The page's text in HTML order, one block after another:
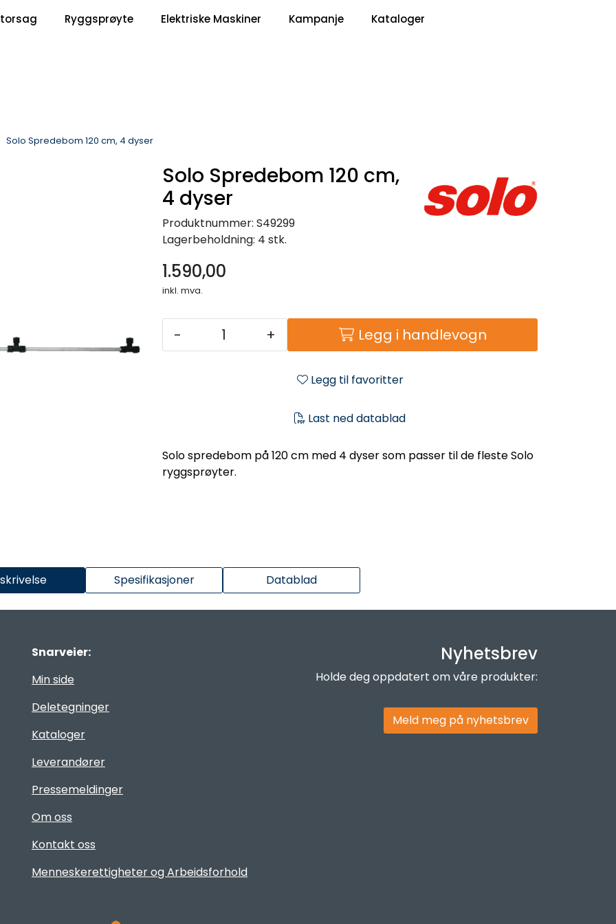
Om Oss Kontakt oss Pris Infosenter
Ryggsprøyte Elektriske Maskiner Kampanje Kataloger
Solo Spredebom 120 cm, 4 dyser
Solo Spredebom 120 cm,
4 dyser
Produktnummer: S49299
Lagerbeholdning: 4 stk.
1.590,00
inkl. mva.
- + Legg i handlevogn
Legg til favoritter
Last ned datablad
Solo spredebom på 120 cm med 4 dyser som passer til de fleste Solo
ryggsprøyter.
Spesifikasjoner Datablad
Snarveier:
Min side
Deletegninger
Kataloger
Leverandører
Pressemeldinger
Om oss
Kontakt oss
Menneskerettigheter og Arbeidsforhold
Nyhetsbrev
Holde deg oppdatert om våre produkter:
Meld meg på nyhetsbrev